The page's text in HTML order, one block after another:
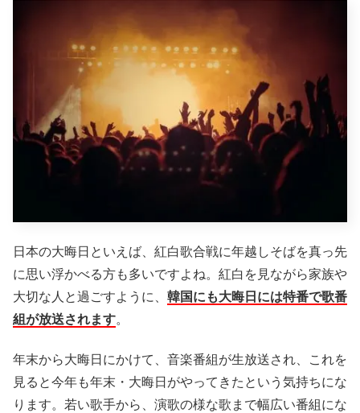
日本の大晦日といえば、紅白歌合戦に年越しそばを真っ先
に思い浮かべる方も多いですよね。紅白を見ながら家族や
大切な人と過ごすように、 韓国にも大晦日には特番で歌番
組が放送されます。
年末から大晦日にかけて、音楽番組が生放送され、これを
見ると今年も年末・大晦日がやってきたという気持ちにな
ります。若い歌手から、演歌の様な歌まで幅広い番組にな